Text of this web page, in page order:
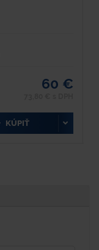
60 €
KÚPIŤ